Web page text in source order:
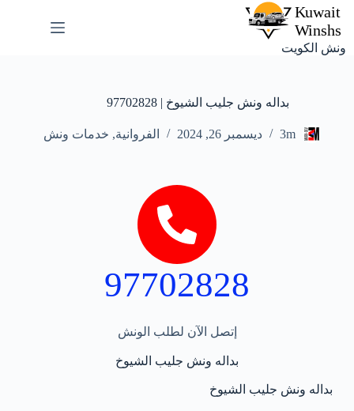
ونش الكويت
بداله ونش جليب الشيوخ | 97702828
3m ديسمبر 26, 2024 الفروانية, خدمات ونش
97702828
إتصل الآن لطلب الونش
بداله ونش جليب الشيوخ
بداله ونش جليب الشيوخ